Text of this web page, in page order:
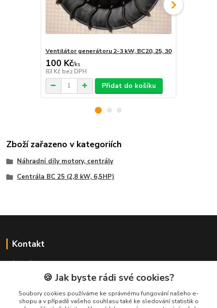
Ventilátor generátoru 2-3 kW, BC20, 25, 30
100 Kč/ks
83 Kč bez DPH
Přidat do košíku
Zboží zařazeno v kategoriích
Náhradní díly motory, centrály
Centrála BC 25 (2,8 kW, 6,5HP)
Kontakt
+420 481 621 329
centraly@enhlava.cz
🍪 Jak byste rádi své cookies?
Soubory cookies používáme ke správnému fungování našeho e-
shopu a v případě vašeho souhlasu také ke sledování statistik o